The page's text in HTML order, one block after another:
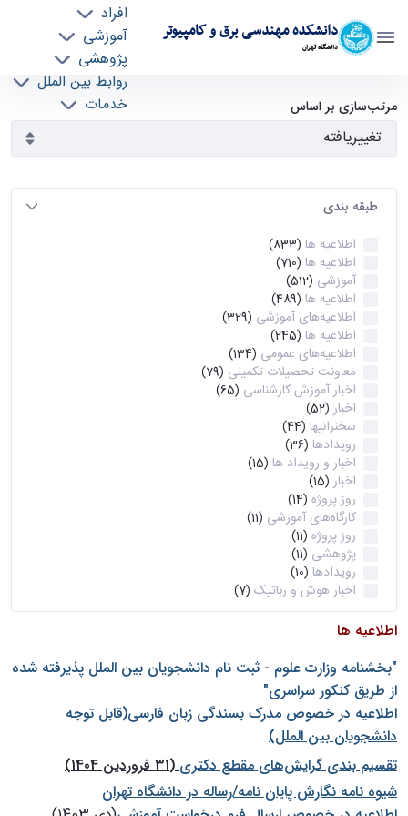
دانشکده مهندسی برق و کامپیوتر
دانشگاه تهران
افراد
آموزشی
پژوهشی
روابط بین الملل
خدمات
آرشیو اطلاعیه ها - ece- دانشکده مهندسی برق و
کامپیوتر
مرتب‌سازی بر اساس
طبقه بندی
اطلاعیه ها (833)
اطلاعیه ها (710)
آموزشی (512)
اطلاعیه ها (489)
اطلاعیه‌های‌ آموزشی (329)
اطلاعیه ها (245)
اطلاعیه‌های عمومی (134)
معاونت تحصیلات تکمیلی (79)
اخبار آموزش کارشناسی (65)
اخبار (52)
سخنرانیها (44)
رویدادها (36)
اخبار و رویداد ها (15)
اخبار (15)
روز پروژه (14)
کارگاه‌های آموزشی (11)
روز پروژه (11)
پژوهشی (11)
رویدادها (10)
اخبار هوش و رباتیک (7)
اطلاعیه ها
"بخشنامه وزارت علوم - ثبت نام دانشجويان بين الملل پذيرفته شده
از طريق كنكور سراسری"
اطلاعیه در خصوص مدرک بسندگی زبان فارسی(قابل توجه
دانشجویان بین الملل)
تقسیم بندی گرایش‌های مقطع دکتری(31 فروردین 1404)
شيوه نامه نگارش پايان نامه/رساله در دانشگاه تهران